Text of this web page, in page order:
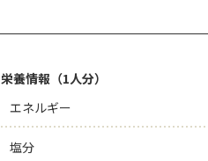
栄養情報（1人分）
エネルギー
塩分